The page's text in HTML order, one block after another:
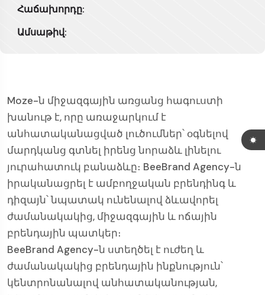
Հաճախորդը:
Ամսաթիվ:
Moze-ն միջազգային առցանց հագուստի
խանութ է, որը առաջարկում է
անհատականացված լուծումներ՝ օգնելով
մարդկանց գտնել իրենց նորաձև լինելու
յուրահատուկ բանաձևը։ BeeBrand Agency-ն
իրականացրել է ամբողջական բրենդինգ և
դիզայն՝ նպատակ ունենալով ձևավորել
ժամանակակից, միջազգային և ոճային
բրենդային պատկեր։
BeeBrand Agency-ն ստեղծել է ուժեղ և
ժամանակակից բրենդային ինքնություն՝
կենտրոնանալով անհատականության,